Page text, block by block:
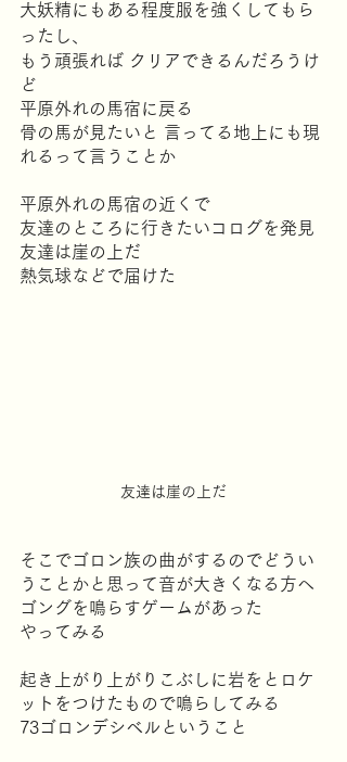
大妖精にもある程度服を強くしてもら
ったし、
もう頑張れば クリアできるんだろうけ
ど
平原外れの馬宿に戻る
骨の馬が見たいと 言ってる地上にも現
れるって言うことか
平原外れの馬宿の近くで
友達のところに行きたいコログを発見
友達は崖の上だ
熱気球などで届けた
友達は崖の上だ
そこでゴロン族の曲がするのでどうい
うことかと思って音が大きくなる方へ
ゴングを鳴らすゲームがあった
やってみる
起き上がり上がりこぶしに岩をとロケ
ットをつけたもので鳴らしてみる
73ゴロンデシベルということ